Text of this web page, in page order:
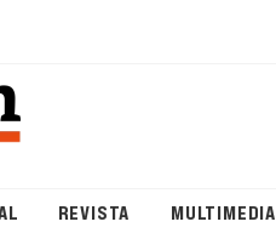
REVISTA MULTIMEDIA